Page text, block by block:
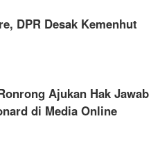
DPR Desak Kemenhut
Ajukan Hak Jawab
di Media Online